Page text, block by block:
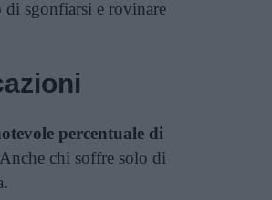
di sgonfiarsi e rovinare
percentuale di
chi soffre solo di